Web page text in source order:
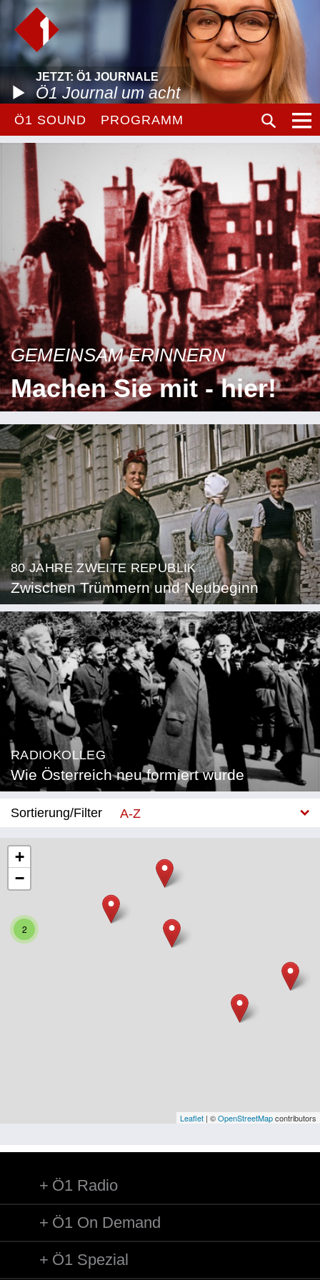
JETZT: Ö1 JOURNALE
Ö1 Journal um acht
Ö1 SOUND PROGRAMM
GEMEINSAM ERINNERN
Machen Sie mit - hier!
80 JAHRE ZWEITE REPUBLIK
Zwischen Trümmern und Neubeginn
RADIOKOLLEG
Wie Österreich neu formiert wurde
Sortierung/Filter
A-Z
Bundesland
Kärnten
Vorarlberg
Besatzungsmächte
Frauen, Mütter, Kinder
2
+
−
Leaflet | ©OpenStreetMapcontributors
Ö1 Radio
Ö1 On Demand
Ö1 Spezial